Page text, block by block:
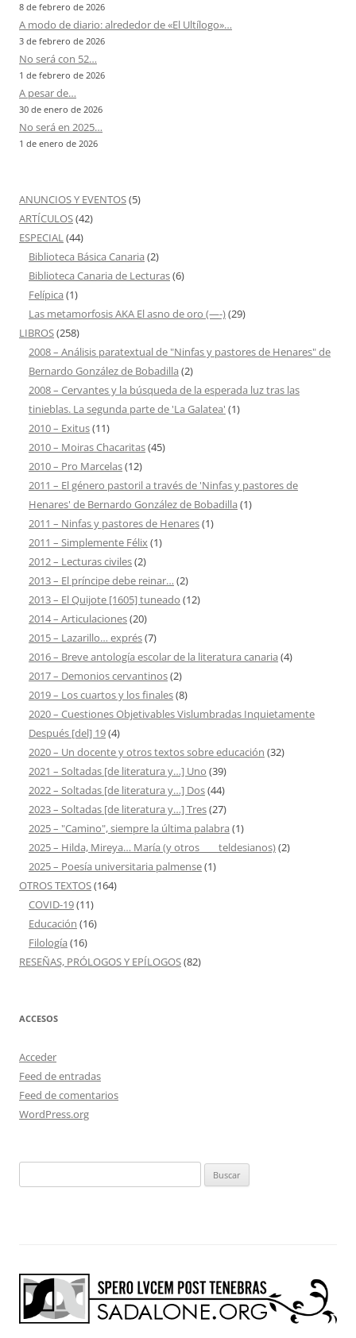
8 de febrero de 2026
A modo de diario: alrededor de «El Ultílogo»…
3 de febrero de 2026
No será con 52…
1 de febrero de 2026
A pesar de…
30 de enero de 2026
No será en 2025…
1 de enero de 2026
ANUNCIOS Y EVENTOS(5)
ARTÍCULOS(42)
ESPECIAL(44)
Biblioteca Básica Canaria (2)
Biblioteca Canaria de Lecturas(6)
Felípica (1)
Las metamorfosis AKA El asno de oro (—-)(29)
LIBROS(258)
2008 – Análisis paratextual de "Ninfas y pastores de Henares" de
Bernardo González de Bobadilla (2)
2008 – Cervantes y la búsqueda de la esperada luz tras las
tinieblas. La segunda parte de 'La Galatea' (1)
2010 – Exitus(11)
2010 – Moiras Chacaritas(45)
2010 – Pro Marcelas(12)
2011 – El género pastoril a través de 'Ninfas y pastores de
Henares' de Bernardo González de Bobadilla (1)
2011 – Ninfas y pastores de Henares(1)
2011 – Simplemente Félix(1)
2012 – Lecturas civiles(2)
2013 – El príncipe debe reinar… (2)
2013 – El Quijote [1605] tuneado (12)
2014 – Articulaciones(20)
2015 – Lazarillo… exprés(7)
2016 – Breve antología escolar de la literatura canaria (4)
2017 – Demonios cervantinos(2)
2019 – Los cuartos y los finales(8)
2020 – Cuestiones Objetivables Vislumbradas Inquietamente
Después [del] 19(4)
2020 – Un docente y otros textos sobre educación (32)
2021 – Soltadas [de literatura y…] Uno (39)
2022 – Soltadas [de literatura y…] Dos(44)
2023 – Soltadas [de literatura y…] Tres(27)
2025 – "Camino", siempre la última palabra (1)
2025 – Hilda, Mireya… María (y otros ___ teldesianos)(2)
2025 – Poesía universitaria palmense(1)
OTROS TEXTOS(164)
COVID-19(11)
Educación (16)
Filología (16)
RESEÑAS, PRÓLOGOS Y EPÍLOGOS(82)
ACCESOS
Acceder
Feed de entradas
Feed de comentarios
WordPress.org